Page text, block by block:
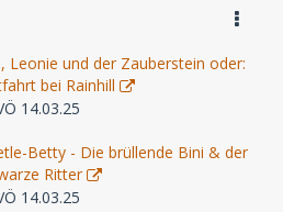
Leonie und der Zauberstein oder:
bei Rainhill
14.03.25
Betty - Die brüllende Bini & der
Ritter
14.03.25